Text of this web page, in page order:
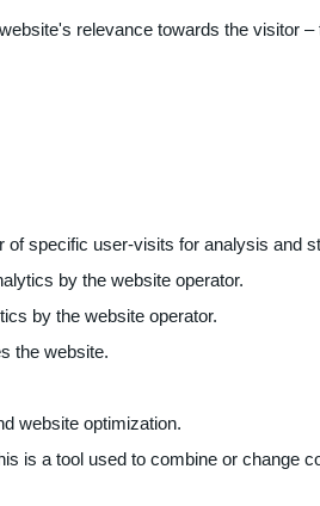
relevance towards the visitor
specific user-visits for analysis and
by the website operator.
by the website operator.
the website.
website optimization.
is a tool used to combine or change